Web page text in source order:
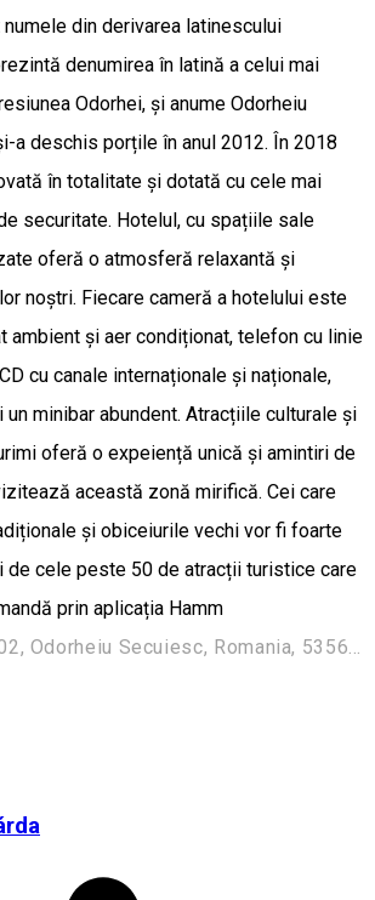
din derivarea latinescului
denumirea în latină a celui mai
Odorhei, și anume Odorheiu
a deschis porțile în anul 2012. În 2018
în totalitate și dotată cu cele mai
securitate. Hotelul, cu spațiile sale
oferă o atmosferă relaxantă și
noștri. Fiecare cameră a hotelului este
ambient și aer condiționat, telefon cu linie
cu canale internaționale și naționale,
minibar abundent. Atracțiile culturale și
oferă o expeiență unică și amintiri de
această zonă mirifică. Cei care
și obiceiurile vechi vor fi foarte
de cele peste 50 de atracții turistice care
prin aplicația Hamm
Strada Beclean 302, Odorheiu Secuiesc, Romania, 535600